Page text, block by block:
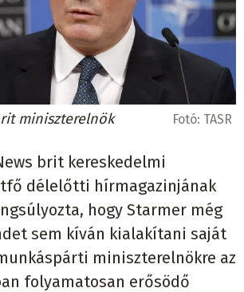
miniszterelnök Fotó: TASR
brit kereskedelmi
délelőtti hírmagazinjának
hogy Starmer még
sem kíván kialakítani saját
miniszterelnökre az
folyamatosan erősödő